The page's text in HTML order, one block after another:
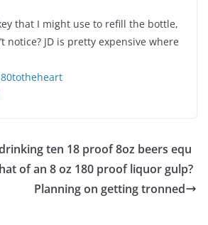
that I might use to refill the bottle,
notice? JD is pretty expensive where
ten 18 proof 8oz beers equ
of an 8 oz 180 proof liquor gulp?
Planning on getting tronned